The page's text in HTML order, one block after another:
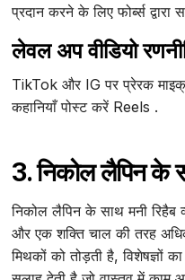
प्रदान करने के लिए फोर्ब्स द्वारा
लेवल अप वीडियो
TikTok और IG पर प्रेरक
कहानियाँ पोस्ट करें Reels .
3. निकोल लैपिन के
निकोल लैपिन के साथ मनी रिहैब
और एक शक्ति चाल की तरह
मिथकों को तोड़ती है, विशेषज्ञों